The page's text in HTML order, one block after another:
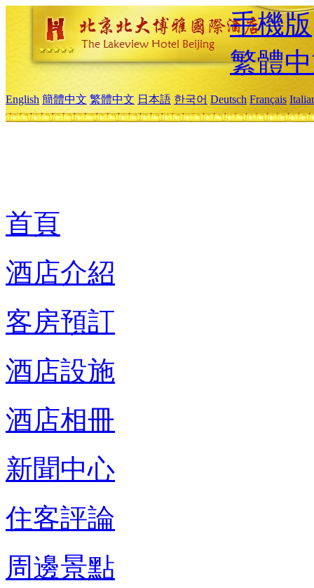
手機版
繁體
English 簡體中文 繁體中文 日本語 한국어 Deutsch Français
首頁
酒店介紹
客房預訂
酒店設施
酒店相冊
新聞中心
住客評論
周邊景點